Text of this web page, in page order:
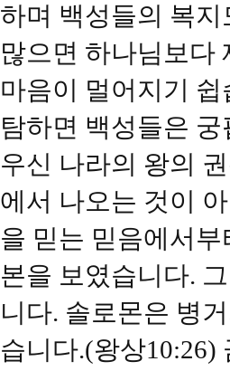
하며 백성들의 복
많으면 하나님보다
마음이 멀어지기
탐하면 백성들은
우신 나라의 왕의
에서 나오는 것이
을 믿는 믿음에서
본을 보였습니다.
니다. 솔로몬은 병
습니다.(왕상10:26)